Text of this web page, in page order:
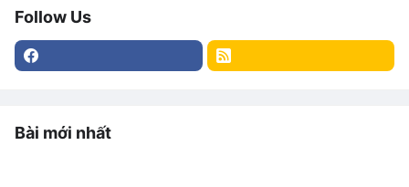
Follow Us
Bài mới nhất